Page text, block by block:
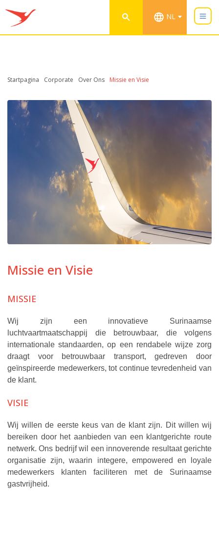
NL
Startpagina Corporate Over Ons Missie en Visie
Missie en Visie
MISSIE
Wij zijn een innovatieve Surinaamse
luchtvaartmaatschappij die betrouwbaar, die volgens
internationale standaarden, op een rendabele wijze zorg
draagt voor betrouwbaar transport, gedreven door
geïnspireerde medewerkers, tot continue tevredenheid van
de klant.
VISIE
Wij willen de eerste keus van de klant zijn. Dit willen wij
bereiken door het aanbieden van een klantgerichte route
netwerk. Ons bedrijf wil een innoverende resultaat gerichte
organisatie zijn, waarin integere, empowered en loyale
medewerkers klanten faciliteren met de Surinaamse
gastvrijheid.